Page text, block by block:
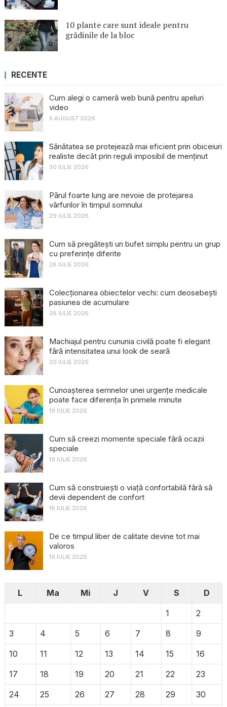
10 plante care sunt ideale pentru
grădinile de la bloc
RECENTE
Cum alegi o cameră web bună pentru apeluri
video
5 AUGUST 2026
Sănătatea se protejează mai eficient prin obiceiuri
realiste decât prin reguli imposibil de menținut
30 IULIE 2026
Părul foarte lung are nevoie de protejarea
vârfurilor în timpul somnului
29 IULIE 2026
Cum să pregătești un bufet simplu pentru un grup
cu preferințe diferite
28 IULIE 2026
Colecționarea obiectelor vechi: cum deosebești
pasiunea de acumulare
28 IULIE 2026
Machiajul pentru cununia civilă poate fi elegant
fără intensitatea unui look de seară
20 IULIE 2026
Cunoașterea semnelor unei urgențe medicale
poate face diferența în primele minute
19 IULIE 2026
Cum să creezi momente speciale fără ocazii
speciale
19 IULIE 2026
Cum să construiești o viață confortabilă fără să
devii dependent de confort
18 IULIE 2026
De ce timpul liber de calitate devine tot mai
valoros
16 IULIE 2026
L Ma Mi J V S
D
1
2
3
4 5 6 7 8
9
10
11 12 13 14 15
16
17
18 19 20 21 22
23
24
25 26 27 28 29 30